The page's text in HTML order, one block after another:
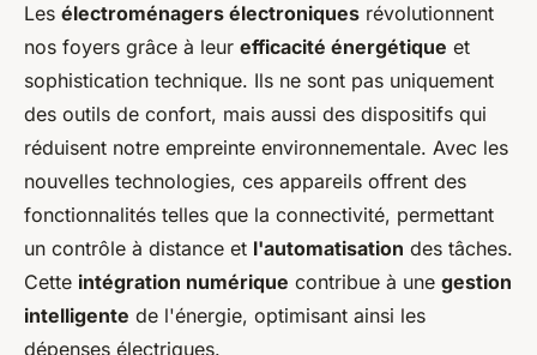
Les électroménagers électroniques révolutionnent
nos foyers grâce à leur efficacité énergétique et
sophistication technique. Ils ne sont pas uniquement
des outils de confort, mais aussi des dispositifs qui
réduisent notre empreinte environnementale. Avec les
nouvelles technologies, ces appareils offrent des
fonctionnalités telles que la connectivité, permettant
un contrôle à distance et l'automatisation des tâches.
Cette intégration numérique contribue à une gestion
intelligente de l'énergie, optimisant ainsi les
dépenses électriques.